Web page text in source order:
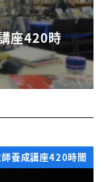
座420時
師養成講座420時間